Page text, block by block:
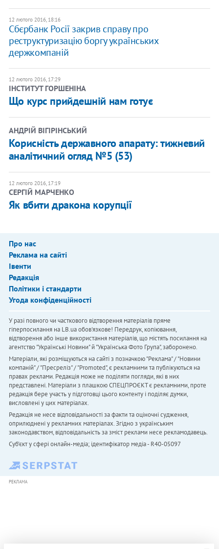
12 лютого 2016, 18:16
Сбєрбанк Росії закрив справу про
реструктуризацію боргу українських
держкомпаній
12 лютого 2016, 17:29
ІНСТИТУТ ГОРШЕНІНА
Що курс прийдешній нам готує
АНДРІЙ ВІГІРІНСЬКИЙ
Корисність державного апарату: тижневий
аналітичний огляд №5 (53)
12 лютого 2016, 17:19
СЕРГІЙ МАРЧЕНКО
Як вбити дракона корупції
Про нас
Реклама на сайті
Івенти
Редакція
Політики і стандарти
Угода конфіденційності
У разі повного чи часткового відтворення матеріалів пряме
гіперпосилання на LB.ua обов'язкове! Передрук, копіювання,
відтворення або інше використання матеріалів, що містять посилання на
агентство "Українськi Новини" й "Українська Фото Група", заборонено.
Матеріали, які розміщуються на сайті з позначкою "Реклама" / "Новини
компаній" / "Пресреліз" / "Promoted", є рекламними та публікуються на
правах реклами. Редакція може не поділяти погляди, які в них
представлені. Матеріали з плашкою СПЕЦПРОЄКТ є рекламними, проте
редакція бере участь у підготовці цього контенту і поділяє думки,
висловлені у цих матеріалах.
Редакція не несе відповідальності за факти та оціночні судження,
оприлюднені у рекламних матеріалах. Згідно з українським
законодавством, відповідальність за зміст реклами несе рекламодавець.
Cуб'єкт у сфері онлайн-медіа; ідентифікатор медіа - R40-05097
РЕКЛАМА